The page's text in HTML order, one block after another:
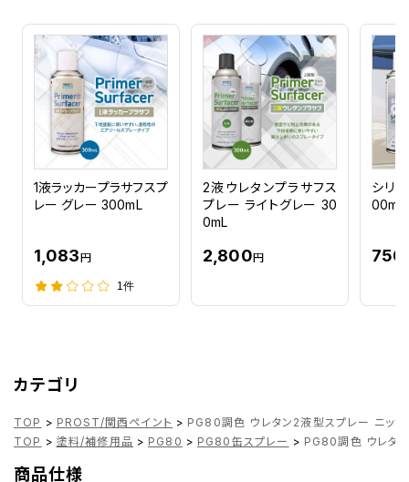
BW5 ダークブルー(P)
BW6 ダークブルー 2P
BW9 エクセレントブルー(P)
BX9 ライトブルー2TM
BY6 ソードメタル2M
C15 ショコラ
C16 ビンテージブロンズ2PM
C30 カフェラテベージュM
C51 デザートアンバーM
C61 シャンパントパーズTM
CAA シャンパーニュゴールド
CAG ロゼブロンズ(TM)
CAH シャイニーブロンズ(PM)
CAN プレミアムブラウン(M)
CAS インペリアルアンバー(P)
CV6 ダークブラウン2P
D22 シリカグリーン2RPM
D40 アクアミント (M)
DAC フロストグリーン
1液ラッカープラサフスプ
レー グレー 300mL
1,083円
1件
2液ウレタンプラサフス
プレー ライトグレー 30
0mL
2,800円
シリ
00ml
750
カテゴリ
TOP > PROST/関西ペイント > PG80調色 ウレタン2液型スプレー ニッ
TOP > 塗料/補修用品 > PG80 > PG80缶スプレー > PG80調色 ウレタ
商品仕様